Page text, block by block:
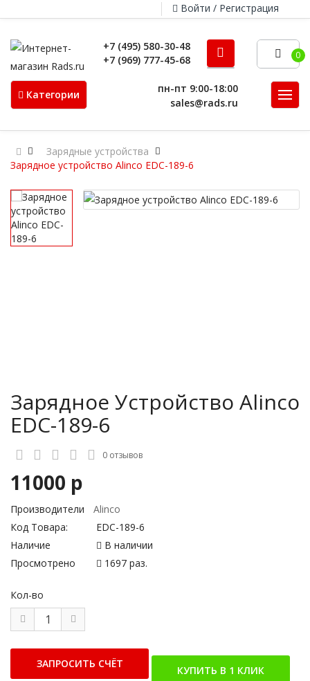
Войти / Регистрация
+7 (495) 580-30-48
+7 (969) 777-45-68
0
Категории
пн-пт 9:00-18:00
sales@rads.ru
Зарядные устройства
Зарядное устройство Alinco EDC-189-6
Зарядное Устройство Alinco
EDC-189-6
0 отзывов
11000 р
Производители
Alinco
Код Товара:
EDC-189-6
Наличие
В наличии
Просмотрено
1697 раз.
Кол-во